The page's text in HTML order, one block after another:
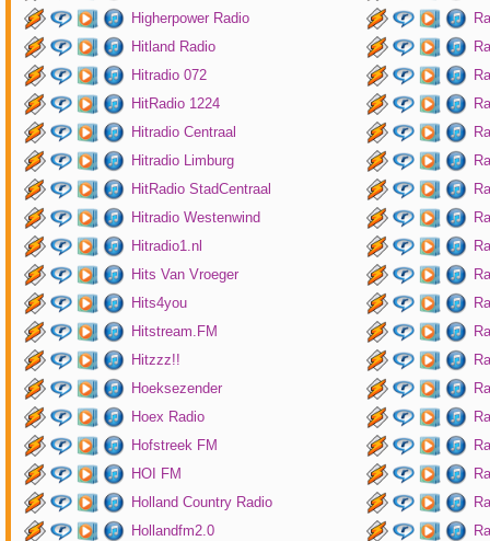
Higherpower Radio
Hitland Radio
Hitradio 072
HitRadio 1224
Hitradio Centraal
Hitradio Limburg
HitRadio StadCentraal
Hitradio Westenwind
Hitradio1.nl
Hits Van Vroeger
Hits4you
Hitstream.FM
Hitzzz!!
Hoeksezender
Hoex Radio
Hofstreek FM
HOI FM
Holland Country Radio
Hollandfm2.0